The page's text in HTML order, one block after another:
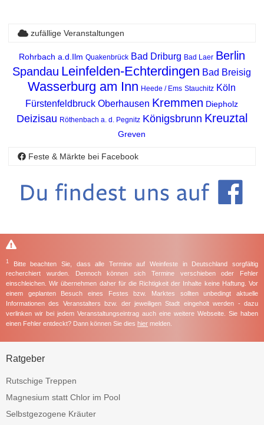
zufällige Veranstaltungen
Rohrbach a.d.Ilm Quakenbrück Bad Driburg Bad Laer Berlin
Spandau Leinfelden-Echterdingen Bad Breisig
Wasserburg am Inn Heede / Ems Stauchitz Köln
Fürstenfeldbruck Oberhausen Kremmen Diepholz
Deizisau Röthenbach a. d. Pegnitz Königsbrunn Kreuztal
Greven
Feste & Märkte bei Facebook
1
Bitte beachten Sie, dass alle Termine auf Weinfeste in Deutschland sorgfältig
recherchiert wurden. Dennoch können sich Termine verschieben oder Fehler
einschleichen. Wir übernehmen daher für die Richtigkeit der Inhalte keine Haftung. Vor
einem geplanten Besuch eines Festes bzw. Marktes sollten unbedingt aktuelle
Informationen des Veranstalters bzw. der jeweiligen Stadt eingeholt werden - dazu
verlinken wir bei jedem Veranstaltungseintrag auch eine weitere Webseite. Sie haben
einen Fehler entdeckt? Dann können Sie dies hier melden.
Ratgeber
Rutschige Treppen
Magnesium statt Chlor im Pool
Selbstgezogene Kräuter